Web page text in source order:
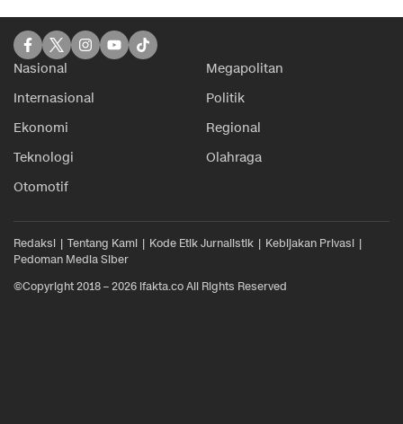
Nasional
Megapolitan
Internasional
Politik
Ekonomi
Regional
Teknologi
Olahraga
Otomotif
Redaksi Tentang Kami Kode Etik Jurnalistik
Kebijakan Privasi
Pedoman Media Siber
©Copyright 2018 – 2026 ifakta.co All Rights Reserved